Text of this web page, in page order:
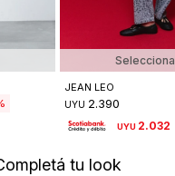
JEAN LEO
UYU 2.390
UYU 2.032
tu look